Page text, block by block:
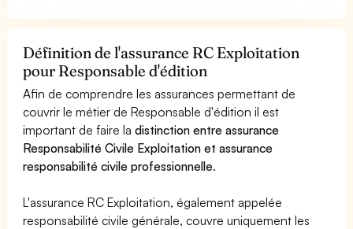
Définition de l'assurance RC Exploitation
pour Responsable d'édition
Afin de comprendre les assurances permettant de
couvrir le métier de Responsable d'édition il est
important de faire ladistinction entre assurance
Responsabilité Civile Exploitation et assurance
responsabilité civile professionnelle.
L'assurance RC Exploitation, également appelée
responsabilité civile générale, couvre uniquement les